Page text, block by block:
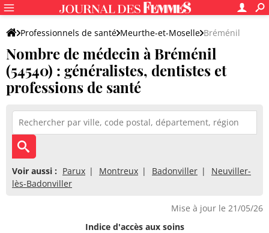
Professionnels de santé Meurthe-et-Moselle Bréménil
Nombre de médecin à Bréménil
(54540) : généralistes, dentistes et
professions de santé
Voir aussi : Parux Montreux Badonviller
Neuviller-
lès-Badonviller
Mise à jour le 21/05/26
Indice d'accès aux soins